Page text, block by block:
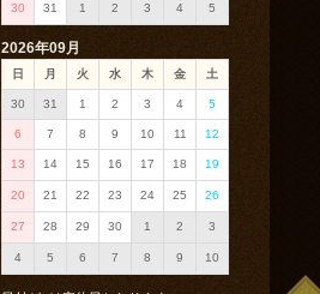
30 31 1 2 3 4 5
2026年09月
日 月 火 水 木 金 土
30 31 1 2 3 4 5
6 7 8 9 10 11 12
13 14 15 16 17 18 19
20 21 22 23 24 25 26
27 28 29 30 1 2 3
4 5 6 7 8 9 10